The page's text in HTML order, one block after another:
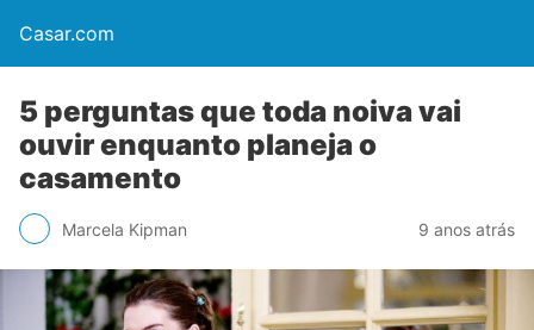
Casar.com
5 perguntas que toda noiva vai
ouvir enquanto planeja o
casamento
Marcela Kipman 9 anos atrás